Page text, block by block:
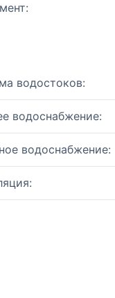
водостоков:
водоснабжение:
водоснабжение: